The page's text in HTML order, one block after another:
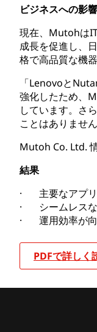
ビジネスへの影響
現在、Mutohは
成長を促進し、
格で高品質な機
「Lenovoと
強化したため、
しています。さ
ことはありませ
Mutoh Co. Ltd.
結果
· 主要なアプリ
· シームレスな
· 運用効率が
PDFで詳しく